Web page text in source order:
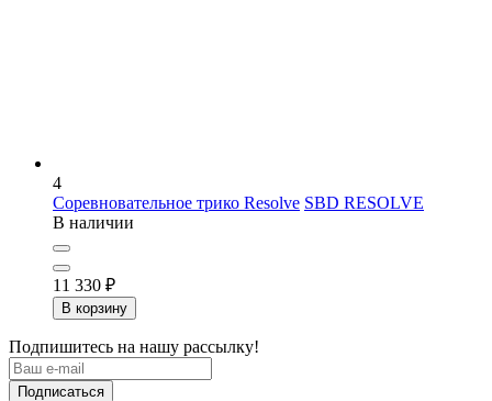
4
Соревновательное трико Resolve SBD RESOLVE
В наличии
11 330 ₽
В корзину
Подпишитесь на нашу рассылку!
Подписаться